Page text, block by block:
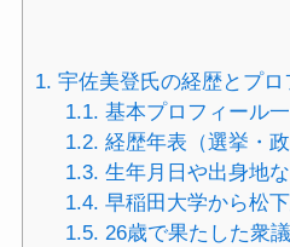
1. 宇佐美登氏の経歴とプロ
1.1. 基本プロフィール
1.2. 経歴年表（選挙・
1.3. 生年月日や出身地
1.4. 早稲田大学から松
1.5. 26歳で果たした衆